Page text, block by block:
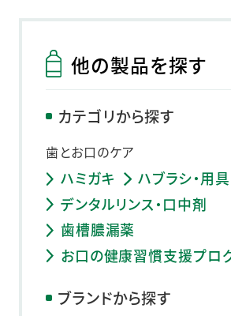
他の製品を探す
カテゴリから探す
歯とお口のケア
ハミガキ
ハブラシ・用具
デンタルリンス・口中剤
歯槽膿漏薬
お口の健康習慣支援プロ
ブランドから探す